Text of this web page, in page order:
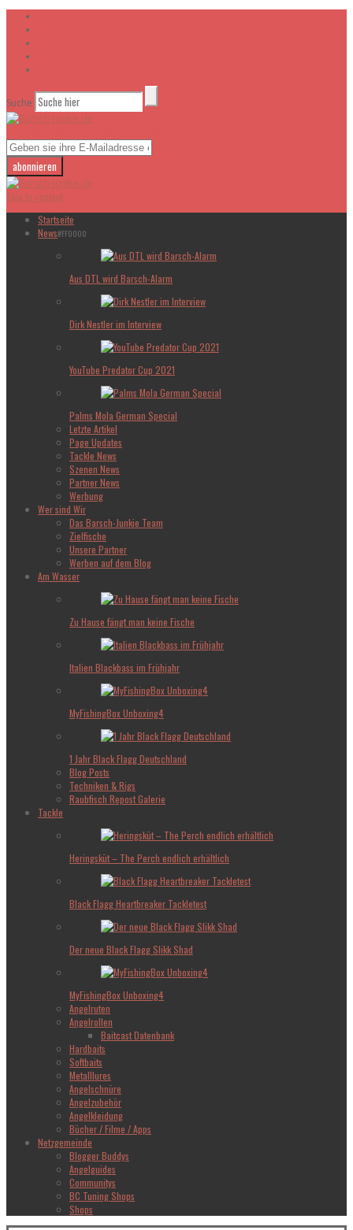
Suche
Skip to content
Startseite
News#FF0000
Aus DTL wird Barsch-Alarm
Dirk Nestler im Interview
YouTube Predator Cup 2021
Palms Mola German Special
Letzte Artikel
Page Updates
Tackle News
Szenen News
Partner News
Werbung
Wer sind Wir
Das Barsch-Junkie Team
Zielfische
Unsere Partner
Werben auf dem Blog
Am Wasser
Zu Hause fängt man keine Fische
Italien Blackbass im Frühjahr
MyFishingBox Unboxing4
1 Jahr Black Flagg Deutschland
Blog Posts
Techniken & Rigs
Raubfisch Repost Galerie
Tackle
Heringsküt – The Perch endlich erhältlich
Black Flagg Heartbreaker Tackletest
Der neue Black Flagg Slikk Shad
MyFishingBox Unboxing4
Angelruten
Angelrollen
Baitcast Datenbank
Hardbaits
Softbaits
Metalllures
Angelschnüre
Angelzubehör
Angelkleidung
Bücher / Filme / Apps
Netzgemeinde
Blogger Buddys
Angelguides
Communitys
BC Tuning Shops
Shops